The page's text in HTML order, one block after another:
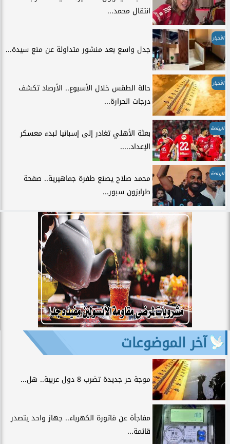
انتقال محمد...
الأخبار
جدل واسع بعد منشور متداولة عن منع سيدة...
الأخبار
حالة الطقس خلال الأسبوع.. الأرصاد تكشف
درجات الحرارة...
الرياضة
بعثة الأهلي تغادر إلى إسبانيا لبدء معسكر
الإعداد.....
الرياضة
محمد صلاح يصنع طفرة جماهيرية.. صفحة
طرابزون سبور...
آخر الموضوعات
موجة حر جديدة تضرب 8 دول عربية.. هل...
مفاجأة عن فاتورة الكهرباء.. جهاز واحد يتصدر
قائمة...